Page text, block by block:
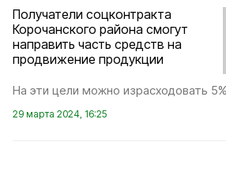
Получатели соцконтракта
Корочанского района смогут
направить часть средств на
продвижение продукции
На эти цели можно израсходовать
29 марта 2024, 16:25